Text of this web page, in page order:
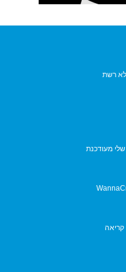
רשת
מעודכנת
קריאה